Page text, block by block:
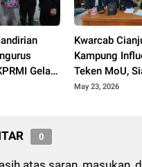
Gelar
Kwarcab
Kampung
Teken MoU,
Lahirkan
May 23, 2026
0